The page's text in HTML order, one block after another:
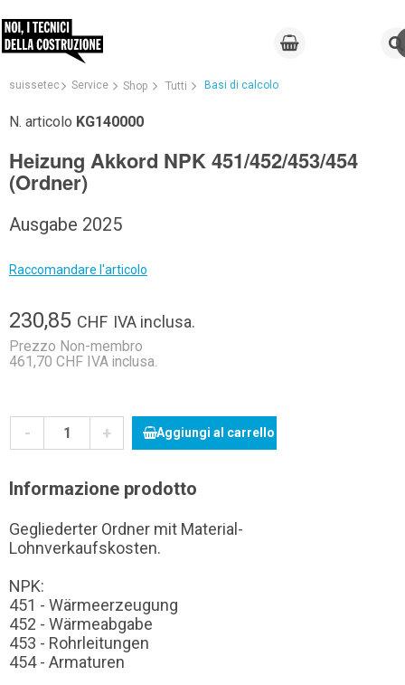
suissetec Service Shop Tutti Basi di calcolo
N. articolo KG140000
Heizung Akkord NPK 451/452/453/454
(Ordner)
Ausgabe 2025
Raccomandare l'articolo
230,85 CHF IVA inclusa.
Prezzo Non-membro
461,70 CHF IVA inclusa.
- + Aggiungi al carrello
Informazione prodotto
Gegliederter Ordner mit Material-
Lohnverkaufskosten.
NPK:
451 - Wärmeerzeugung
452 - Wärmeabgabe
453 - Rohrleitungen
454 - Armaturen